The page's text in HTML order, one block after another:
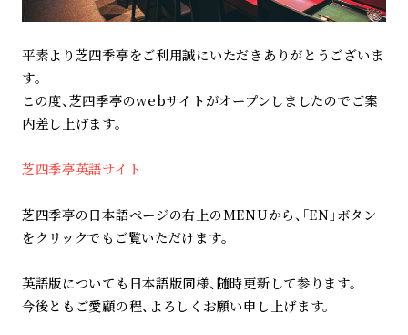
平素より芝四季亭をご利用誠にいただきありがとうございま
す。
この度、芝四季亭のwebサイトがオープンしましたのでご案
内差し上げます。
芝四季亭英語サイト
芝四季亭の日本語ページの右上のMENUから、「EN」ボタン
をクリックでもご覧いただけます。
英語版についても日本語版同様、随時更新して参ります。
今後ともご愛顧の程、よろしくお願い申し上げます。